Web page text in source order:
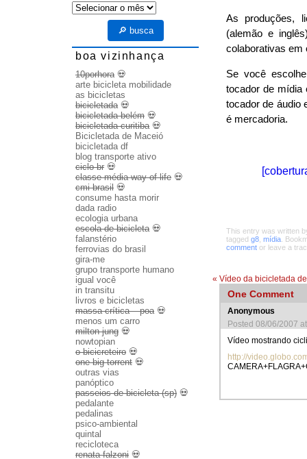
As produções,
(alemão e
colaborativas em
Se você
tocador de
tocador de áudio
é mercadoria.
This entry was written
tagged g8 mídia .
comment or leave a
« Vídeo da bicicletada
One Comment
Anonymous
Posted 08/06/2007
Vídeo mostrando
http://
arquivo
🔎 busca
boa vizinhança
10porhora💀
arte bicicleta mobilidade
as bicicletas
bicicletada💀
bicicletada belém 💀
bicicletada curitiba💀
Bicicletada de Maceió
bicicletada df
blog transporte ativo
ciclo br 💀
classe média way of life 💀
cmi brasil 💀
consume hasta morir
dada radio
ecologia urbana
escola de bicicleta💀
falanstério
ferrovias do brasil
gira-me
grupo transporte humano
igual você
in transitu
livros e bicicletas
massa crítica – poa💀
menos um carro
milton jung 💀
nowtopian
o bicicreteiro 💀
one big torrent 💀
outras vias
panóptico
passeios de bicicleta (sp) 💀
pedalante
pedalinas
psico-ambiental
quintal
recicloteca
renata falzoni 💀